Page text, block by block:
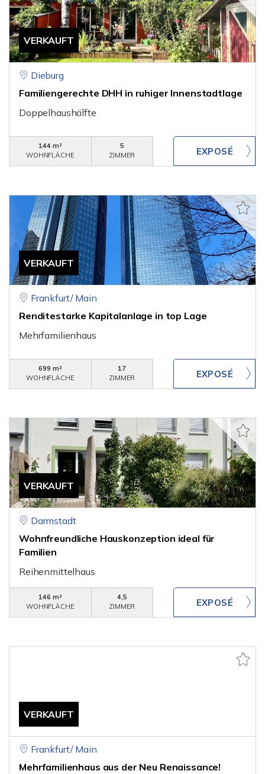
VERKAUFT
Dieburg
Familiengerechte DHH in ruhiger Innenstadtlage
Doppelhaushälfte
144 m²
WOHNFLÄCHE
5
ZIMMER
VERKAUFT
Frankfurt/ Main
Renditestarke Kapitalanlage in top Lage
Mehrfamilienhaus
699 m²
WOHNFLÄCHE
17
ZIMMER
VERKAUFT
Darmstadt
Wohnfreundliche Hauskonzeption ideal für
Familien
Reihenmittelhaus
146 m²
WOHNFLÄCHE
4,5
ZIMMER
VERKAUFT
Frankfurt/ Main
Mehrfamilienhaus aus der Neu Renaissance!